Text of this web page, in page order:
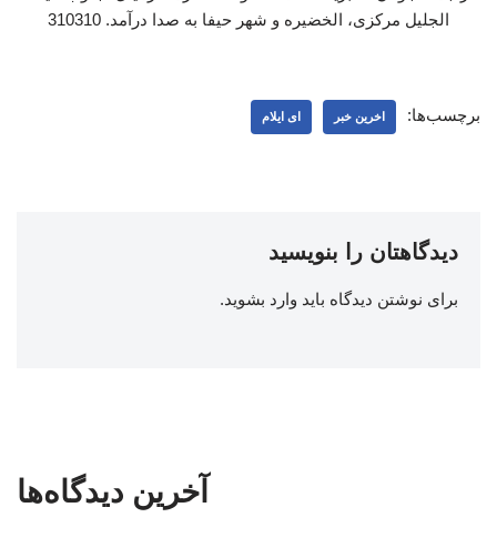
الجلیل مرکزی، الخضیره و شهر حیفا به صدا درآمد. 310310
برچسب‌ها: اخرین خبر ای ایلام
دیدگاهتان را بنویسید
برای نوشتن دیدگاه باید وارد بشوید.
آخرین دیدگاه‌ها